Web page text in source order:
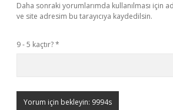
Daha sonraki yorumlarımda kullanılması için
ve site adresim bu tarayıcıya kaydedilsin.
9 - 5 kaçtır?*